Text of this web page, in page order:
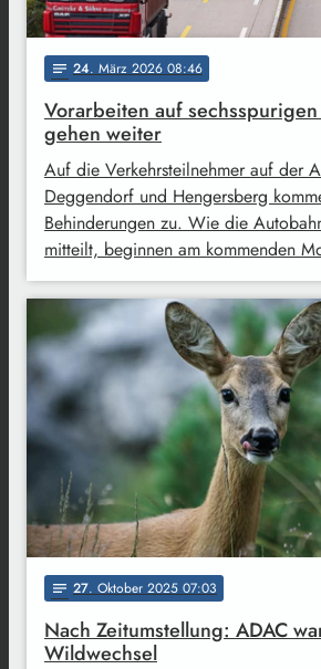
notes 24. März 2026 08:46
Vorarbeiten auf
gehen weiter
Auf die Verkehrsteilnehmer auf der
Deggendorf und Hengersberg
Behinderungen zu. Wie die
mitteilt, beginnen am kommenden
notes 27. Oktober 2025 07:03
Nach Zeitumstellung: ADAC
Wildwechsel